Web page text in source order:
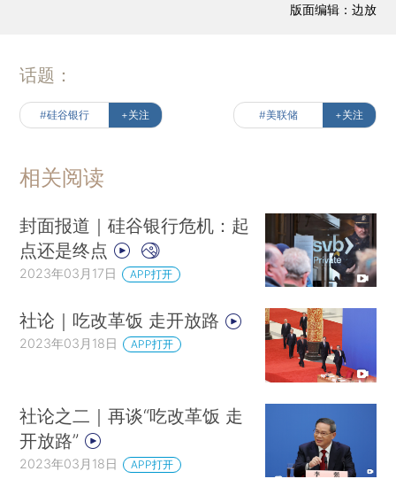
版面编辑：边放
话题：
#硅谷银行 +关注 #美联储 +关注
相关阅读
封面报道｜硅谷银行危机：起
点还是终点
2023年03月17日 APP打开
社论｜吃改革饭 走开放路
2023年03月18日 APP打开
社论之二｜再谈“吃改革饭 走
开放路”
2023年03月18日 APP打开